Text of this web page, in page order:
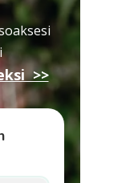
>>